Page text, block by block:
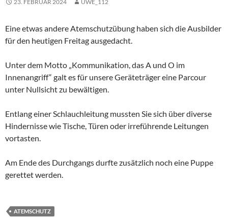
23. FEBRUAR 2024 UWE_112
Eine etwas andere Atemschutzübung haben sich die Ausbilder
für den heutigen Freitag ausgedacht.
Unter dem Motto „Kommunikation, das A und O im
Innenangriff“ galt es für unsere Geräteträger eine Parcour
unter Nullsicht zu bewältigen.
Entlang einer Schlauchleitung mussten Sie sich über diverse
Hindernisse wie Tische, Türen oder irreführende Leitungen
vortasten.
Am Ende des Durchgangs durfte zusätzlich noch eine Puppe
gerettet werden.
ATEMSCHUTZ